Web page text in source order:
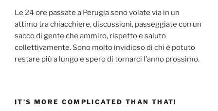
Le 24 ore passate a Perugia sono volate via in un
attimo tra chiacchiere, discussioni, passeggiate con un
sacco di gente che ammiro, rispetto e saluto
collettivamente. Sono molto invidioso di chi è potuto
restare più a lungo e spero di tornarci l’anno prossimo.
IT’S MORE COMPLICATED THAN THAT!